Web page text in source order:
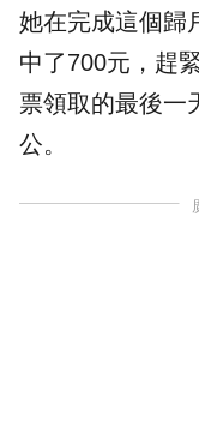
她在完成這個歸
中了700元，趕
票領取的最後一
公。